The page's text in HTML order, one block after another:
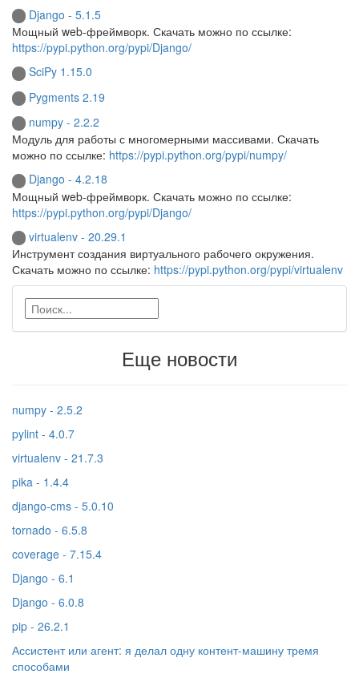
Django - 5.1.5
Мощный web-фреймворк. Скачать можно по ссылке:
https://pypi.python.org/pypi/Django/
SciPy 1.15.0
Pygments 2.19
numpy - 2.2.2
Модуль для работы с многомерными массивами. Скачать
можно по ссылке: https://pypi.python.org/pypi/numpy/
Django - 4.2.18
Мощный web-фреймворк. Скачать можно по ссылке:
https://pypi.python.org/pypi/Django/
virtualenv - 20.29.1
Инструмент создания виртуального рабочего окружения.
Скачать можно по ссылке: https://pypi.python.org/pypi/virtualenv
Еще новости
numpy - 2.5.2
pylint - 4.0.7
virtualenv - 21.7.3
pika - 1.4.4
django-cms - 5.0.10
tornado - 6.5.8
coverage - 7.15.4
Django - 6.1
Django - 6.0.8
pip - 26.2.1
Ассистент или агент: я делал одну контент-машину тремя
способами